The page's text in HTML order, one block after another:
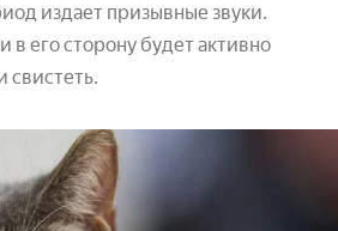
издает призывные звуки.
в его сторону будет активно
свистеть.